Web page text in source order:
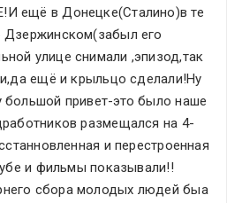
ещё в Донецке(Сталино)в те
его
улице снимали ,эпизод,так
ещё и крыльцо сделали!Ну
привет-это было наше
размещался на 4-
и перестроенная
и фильмы показывали!!
сбора молодых людей быа